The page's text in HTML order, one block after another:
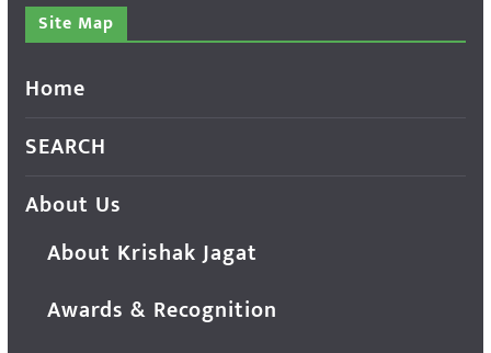
Site Map
Home
SEARCH
About Us
About Krishak Jagat
Awards & Recognition